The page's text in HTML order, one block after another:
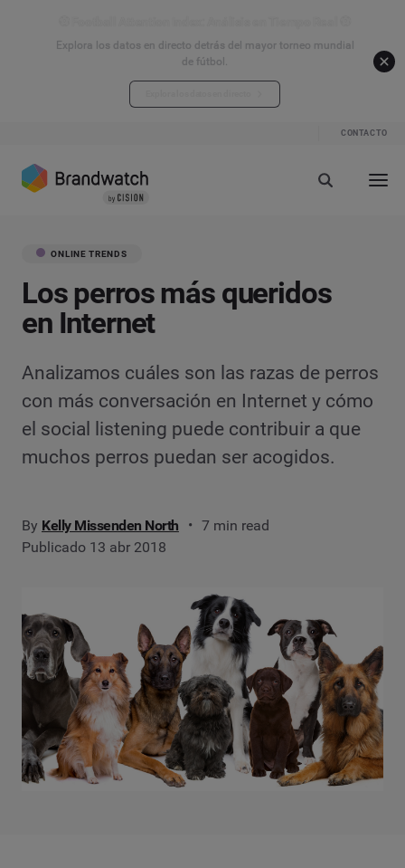
Explora los datos en directo detrás del mayor torneo mundial
de fútbol.
CONTACTO
ONLINE TRENDS
Los perros más queridos
en Internet
Analizamos cuáles son las razas de perros
con más conversación en Internet y cómo
el social listening puede contribuir a que
muchos perros puedan ser acogidos.
By Kelly Missenden North
7 min read
Publicado 13 abr 2018